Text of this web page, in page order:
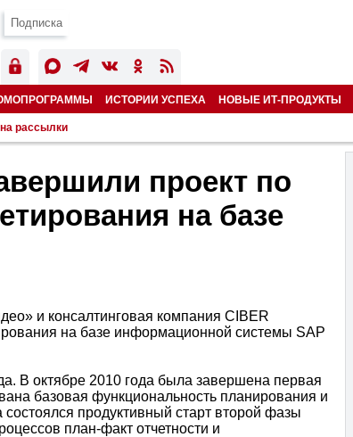
Подписка
ИСТОРИИ УСПЕХА НОВЫЕ ИТ-ПРОДУКТЫ
рассылки
проект по
на базе
и консалтинговая компания CIBER
на базе информационной системы SAP
В октябре 2010 года была завершена первая
базовая функциональность планирования и
продуктивный старт второй фазы
план-факт отчетности и